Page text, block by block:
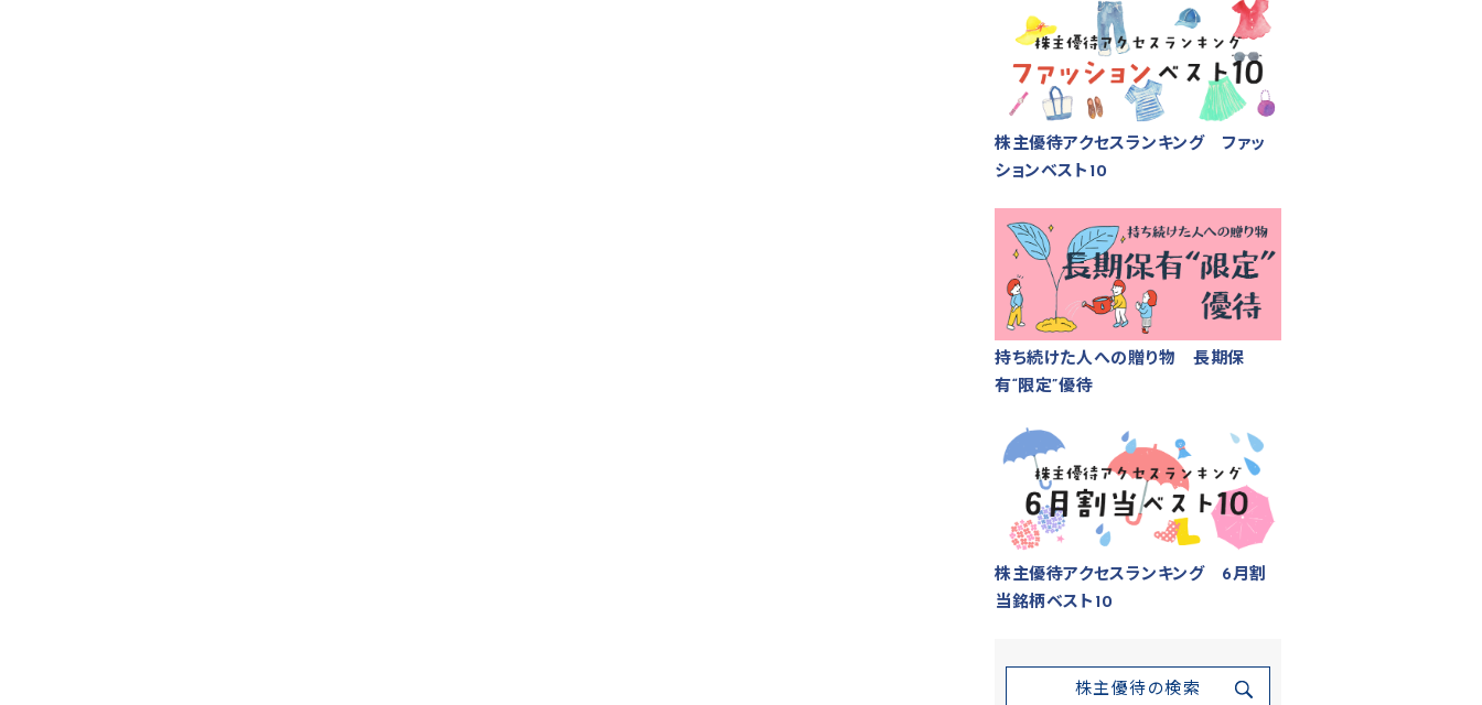
株主優待アクセスランキング ファッ
ションベスト10
持ち続けた人への贈り物 長期保
有“限定”優待
株主優待アクセスランキング 6月割
当銘柄ベスト10
株主優待の検索